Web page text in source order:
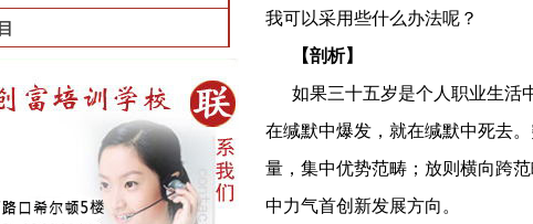
我可以采用些什么办法呢？
【剖析】
如果三十五岁是个人职业生活
在缄默中爆发，就在缄默中死去
量，集中优势范畴；放则横向跨
中力气首创新发展方向。